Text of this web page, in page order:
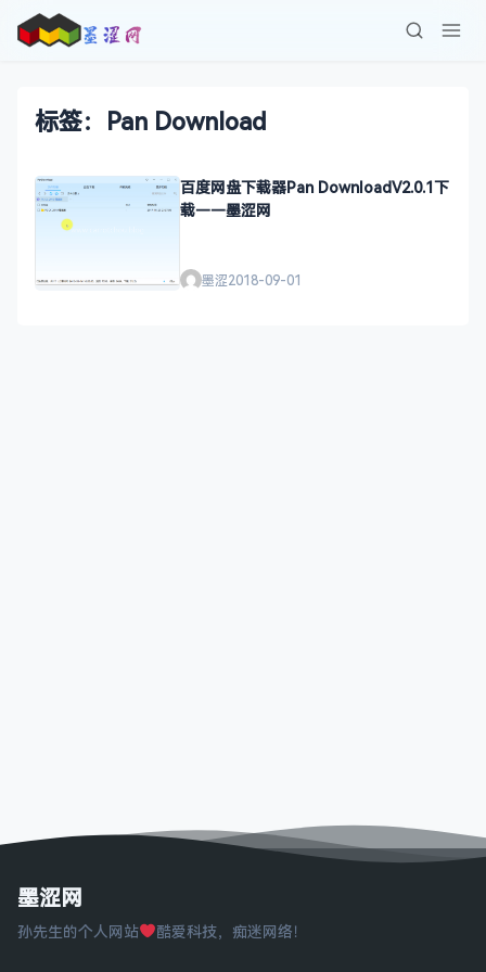
标签：Pan Download
百度网盘下载器Pan DownloadV2.0.1下
载——墨涩网
墨涩2018-09-01
墨涩网
孙先生的个人网站 酷爱科技，痴迷网络！